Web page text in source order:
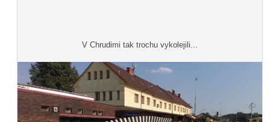
V Chrudimi tak trochu vykolejili...